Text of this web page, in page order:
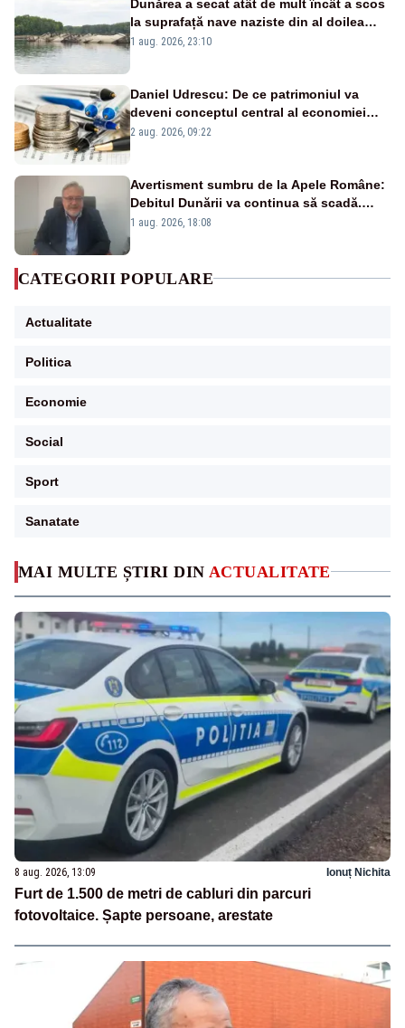
MAI MULTE ȘTIRI DIN ACTUALITATE
8 aug. 2026, 13:09 Ionuț Nichita
Furt de 1.500 de metri de cabluri din parcuri
fotovoltaice. Șapte persoane, arestate
Dunărea a secat atât de mult încât a scos
la suprafață nave naziste din al doilea
război mondial
1 aug. 2026, 23:10
Daniel Udrescu: De ce patrimoniul va
deveni conceptul central al economiei
viitoare?
2 aug. 2026, 09:22
Avertisment sumbru de la Apele Române:
Debitul Dunării va continua să scadă.
Cernavodă s-ar putea închide în 4 zile
1 aug. 2026, 18:08
CATEGORII POPULARE
Actualitate
Politica
Economie
Social
Sport
Sanatate